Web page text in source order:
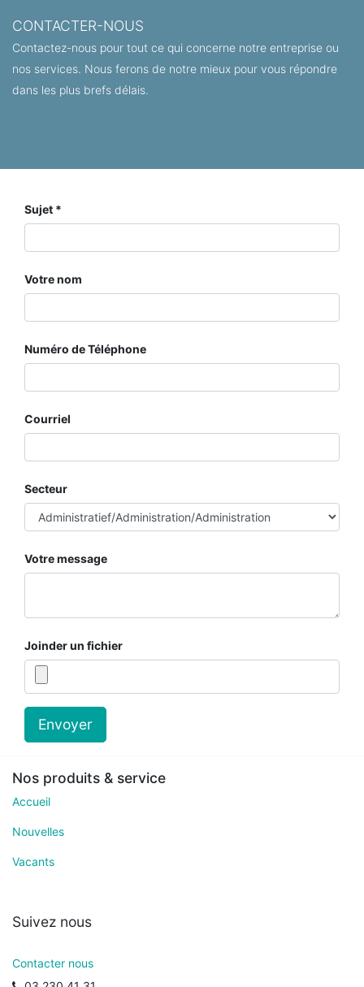
CONTACTER-NOUS
Contactez-nous pour tout ce qui concerne notre entreprise ou
nos services. Nous ferons de notre mieux pour vous répondre
dans les plus brefs délais.
Sujet
Votre nom
Numéro de Téléphone
Courriel
Secteur
Votre message
Joinder un fichier
Envoyer
Nos produits & service
Accueil
Nouvelles
Vacants
Suivez nous
Contacter nous